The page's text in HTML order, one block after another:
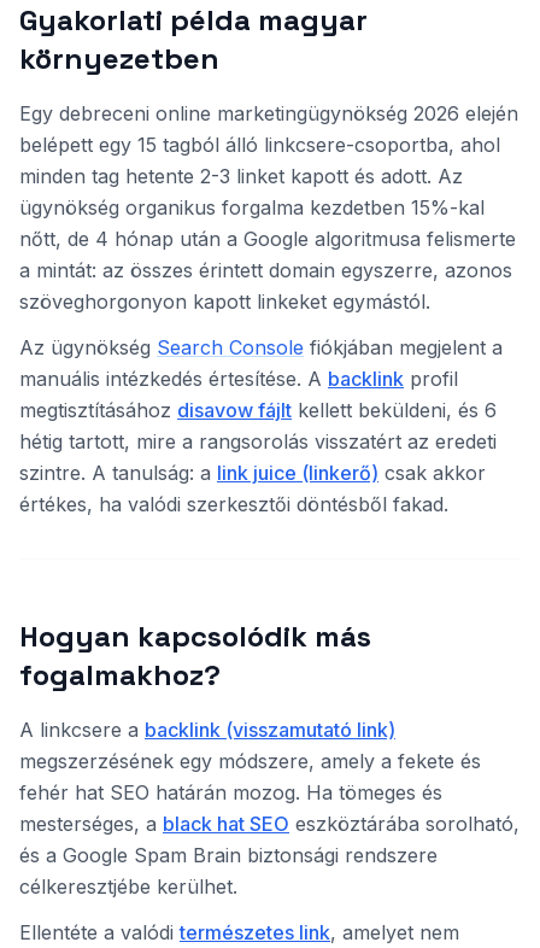
Gyakorlati példa magyar
környezetben
Egy debreceni online marketingügynökség 2026 elején
belépett egy 15 tagból álló linkcsere-csoportba, ahol
minden tag hetente 2-3 linket kapott és adott. Az
ügynökség organikus forgalma kezdetben 15%-kal
nőtt, de 4 hónap után a Google algoritmusa felismerte
a mintát: az összes érintett domain egyszerre, azonos
szöveghorgonyon kapott linkeket egymástól.
Az ügynökség Search Console fiókjában megjelent a
manuális intézkedés értesítése. A backlink profil
megtisztításához disavow fájlt kellett beküldeni, és 6
hétig tartott, mire a rangsorolás visszatért az eredeti
szintre. A tanulság: a link juice (linkerő) csak akkor
értékes, ha valódi szerkesztői döntésből fakad.
Hogyan kapcsolódik más
fogalmakhoz?
A linkcsere a backlink (visszamutató link)
megszerzésének egy módszere, amely a fekete és
fehér hat SEO határán mozog. Ha tömeges és
mesterséges, a black hat SEO eszköztárába sorolható,
és a Google Spam Brain biztonsági rendszere
célkeresztjébe kerülhet.
Ellentéte a valóditermészetes link, amelyet nem